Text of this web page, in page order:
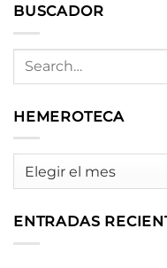
BUSCADOR
HEMEROTECA
HEMEROTECA
ENTRADAS